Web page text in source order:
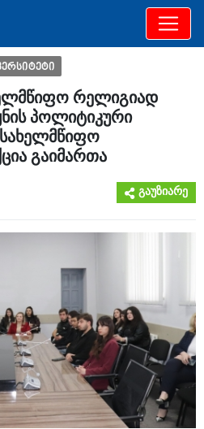
რელიგიად
პოლიტიკური
გაიმართა
გაუზიარე